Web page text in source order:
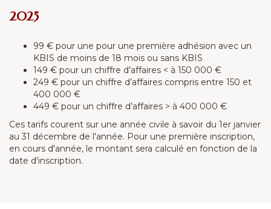
2025
99 € pour une pour une première adhésion avec un
KBIS de moins de 18 mois ou sans KBIS
149 € pour un chiffre d’affaires < à 150 000 €
249 € pour un chiffre d’affaires compris entre 150 et
400 000 €
449 € pour un chiffre d’affaires > à 400 000 €
Ces tarifs courent sur une année civile à savoir du 1er janvier
au 31 décembre de l'année. Pour une première inscription,
en cours d'année, le montant sera calculé en fonction de la
date d'inscription.